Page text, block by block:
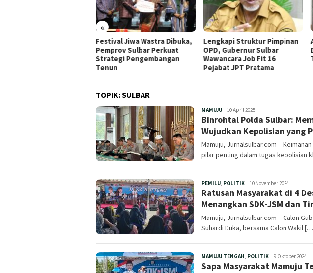
«
Festival Jiwa Wastra Dibuka,
Pemprov Sulbar Perkuat
Strategi Pengembangan
Lengkapi Struktur Pimpinan
OPD, Gubernur Sulbar
Wawancara Job Fit 16
Awali Penghunian
Doa, Wagub Sulbar
Tinggali Rujab Hasil
TOPIK:SULBAR
MAMUJURedaksi
10 April 2025
Binrohtal Polda Sulbar:
Wujudkan Kepolisian yang
Mamuju, Jurnalsulbar.com –
pilar penting dalam tugas kepolisian
PEMILU, POLITIKRedaksi
10 November 2024
Ratusan Masyarakat di 4
Menangkan SDK-JSM dan
Mamuju, Jurnalsulbar.com – Calon
Suhardi Duka, bersama Calon Wakil
MAMUJU TENGAH, POLITIKRedaksi
9 Oktober 2024
Sapa Masyarakat Mamuju